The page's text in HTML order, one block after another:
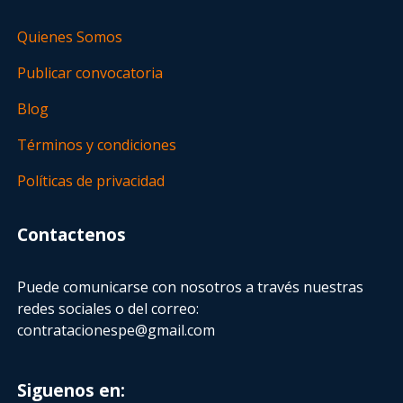
Quienes Somos
Publicar convocatoria
Blog
Términos y condiciones
Políticas de privacidad
Contactenos
Puede comunicarse con nosotros a través nuestras
redes sociales o del correo:
contratacionespe@gmail.com
Siguenos en: